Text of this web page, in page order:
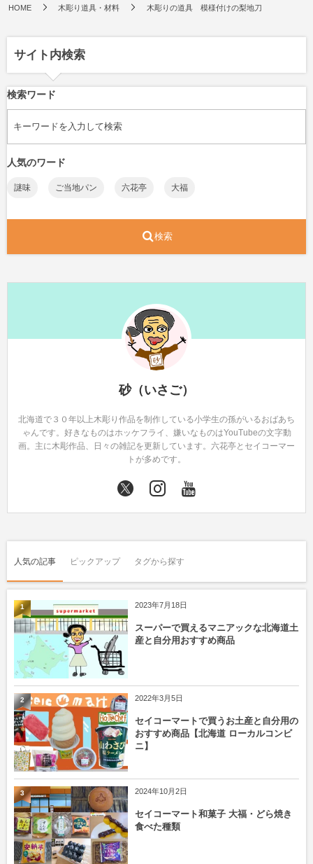
HOME 木彫り道具・材料 木彫りの道具 模様付けの梨地刀
サイト内検索
検索ワード
人気のワード
謎味 ご当地パン 六花亭 大福
検索
砂（いさご）
北海道で３０年以上木彫り作品を制作している小学生の孫がいるおばあち
ゃんです。好きなものはホッケフライ、嫌いなものはYouTubeの文字動
画。主に木彫作品、日々の雑記を更新しています。六花亭とセイコーマー
トが多めです。
人気の記事 ピックアップ タグから探す
2023年7月18日
スーパーで買えるマニアックな北海道土
産と自分用おすすめ商品
1
2022年3月5日
セイコーマートで買うお土産と自分用の
おすすめ商品【北海道 ローカルコンビ
ニ】
2
2024年10月2日
セイコーマート和菓子 大福・どら焼き
食べた種類
3